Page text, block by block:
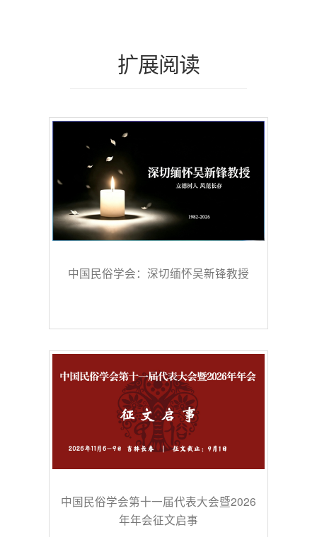
扩展阅读
中国民俗学会：深切缅怀吴新锋教授
中国民俗学会第十一届代表大会暨2026
年年会征文启事